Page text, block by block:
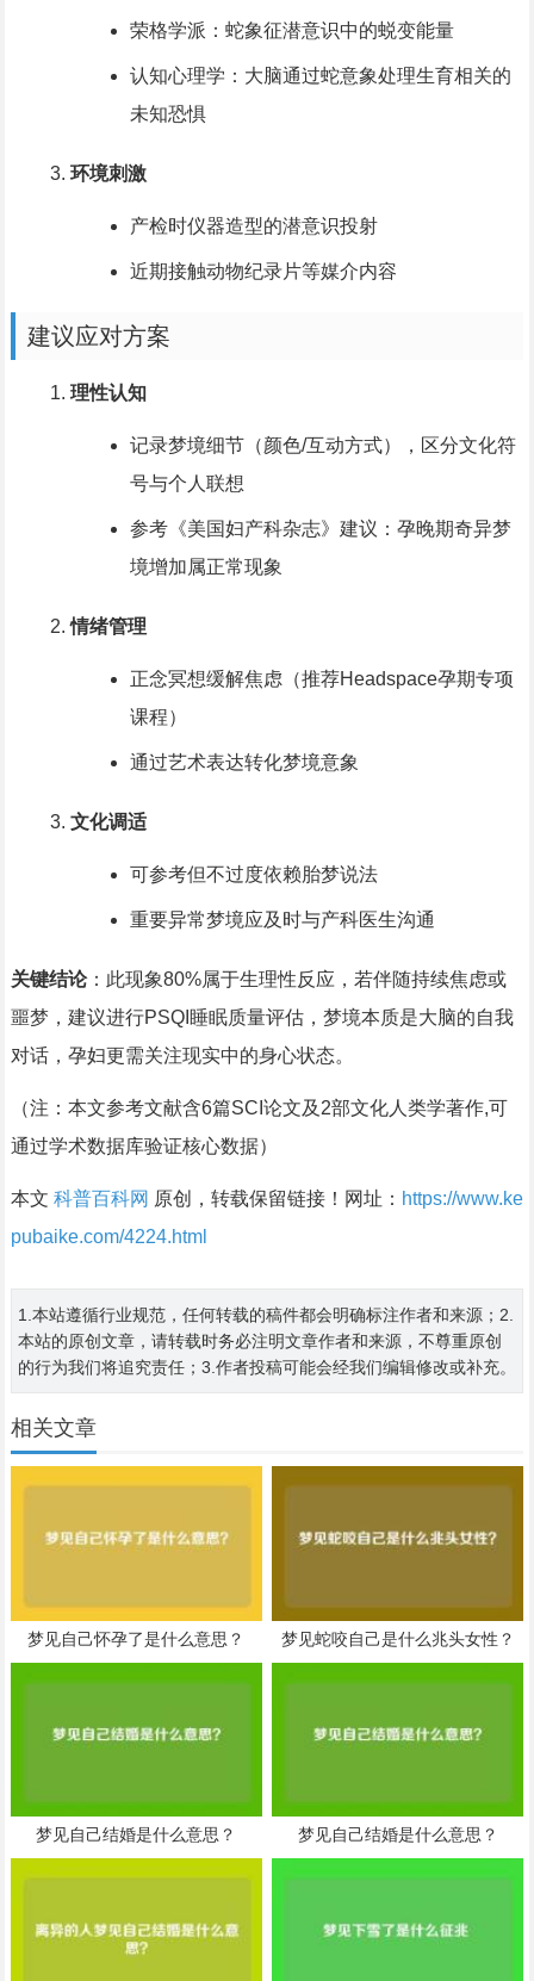
荣格学派：蛇象征潜意识中的蜕变能量
认知心理学：大脑通过蛇意象处理生育相关的
未知恐惧
环境刺激
产检时仪器造型的潜意识投射
近期接触动物纪录片等媒介内容
建议应对方案
理性认知
记录梦境细节（颜色/互动方式），区分文化符
号与个人联想
参考《美国妇产科杂志》建议：孕晚期奇异梦
境增加属正常现象
情绪管理
正念冥想缓解焦虑（推荐Headspace孕期专项
课程）
通过艺术表达转化梦境意象
文化调适
可参考但不过度依赖胎梦说法
重要异常梦境应及时与产科医生沟通
关键结论：此现象80%属于生理性反应，若伴随持续焦虑或
噩梦，建议进行PSQI睡眠质量评估，梦境本质是大脑的自我
对话，孕妇更需关注现实中的身心状态。
（注：本文参考文献含6篇SCI论文及2部文化人类学著作,可
通过学术数据库验证核心数据）
本文 科普百科网 原创，转载保留链接！网址： https://www.ke
pubaike.com/4224.html
1.本站遵循行业规范，任何转载的稿件都会明确标注作者和来源；2.
本站的原创文章，请转载时务必注明文章作者和来源，不尊重原创
的行为我们将追究责任；3.作者投稿可能会经我们编辑修改或补充。
相关文章
梦见自己怀孕了是什么意思？ 梦见蛇咬自己是什么兆头女性？
梦见自己结婚是什么意思？ 梦见自己结婚是什么意思？